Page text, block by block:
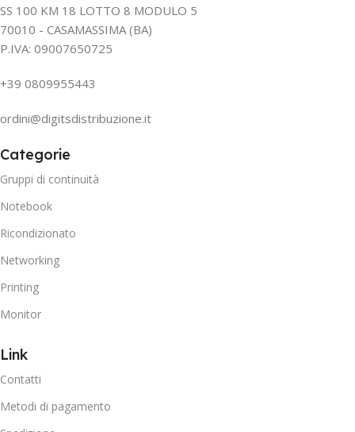
SS 100 KM 18 LOTTO 8 MODULO 5
70010 - CASAMASSIMA (BA)
P.IVA: 09007650725
+39 0809955443
ordini@digitsdistribuzione.it
Categorie
Gruppi di continuità
Notebook
Ricondizionato
Networking
Printing
Monitor
Link
Contatti
Metodi di pagamento